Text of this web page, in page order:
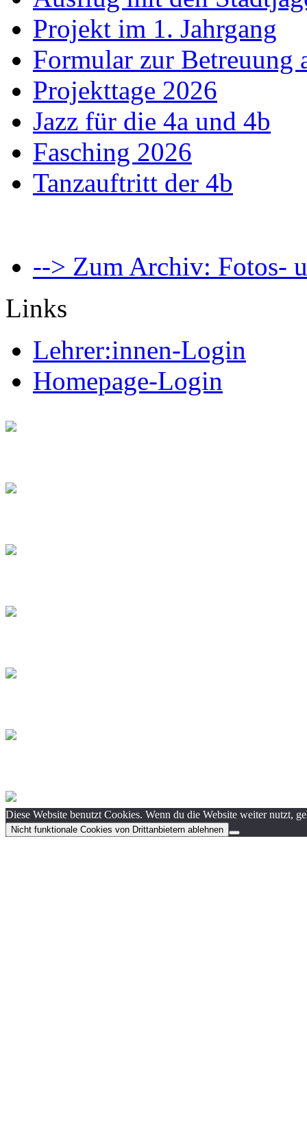
Projekt im 1. Jahrgang
Formular zur Betreuung
Projekttage 2026
Jazz für die 4a und 4b
Fasching 2026
Tanzauftritt der 4b
--> Zum Archiv: Fotos-
Links
Lehrer:innen-Login
Homepage-Login
Diese Website benutzt Cookies. Wenn du die Website weiter nutzt,
Nicht funktionale Cookies von Drittanbietern ablehnen